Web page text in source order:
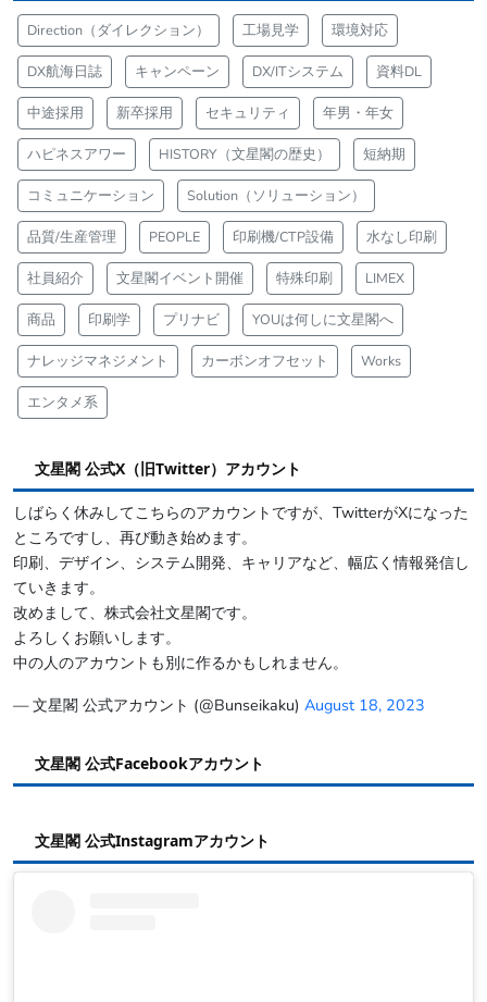
Direction（ダイレクション） 工場見学 環境対応
DX航海日誌 キャンペーン DX/ITシステム 資料DL
中途採用 新卒採用 セキュリティ 年男・年女
ハピネスアワー HISTORY（文星閣の歴史） 短納期
コミュニケーション Solution（ソリューション）
品質/生産管理 PEOPLE 印刷機/CTP設備 水なし印刷
社員紹介 文星閣イベント開催 特殊印刷 LIMEX
商品 印刷学 プリナビ YOUは何しに文星閣へ
ナレッジマネジメント カーボンオフセット Works
エンタメ系
文星閣 公式X（旧Twitter）アカウント
しばらく休みしてこちらのアカウントですが、TwitterがXになった
ところですし、再び動き始めます。
印刷、デザイン、システム開発、キャリアなど、幅広く情報発信し
ていきます。
改めまして、株式会社文星閣です。
よろしくお願いします。
中の人のアカウントも別に作るかもしれません。
— 文星閣 公式アカウント (@Bunseikaku) August 18, 2023
文星閣 公式Facebookアカウント
文星閣 公式Instagramアカウント